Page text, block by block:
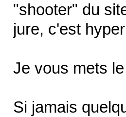
"shooter" du
jure, c'est
Je vous mets
Si jamais